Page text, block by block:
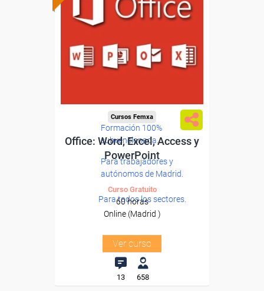
Formación 100%
subvencionada.
Para trabajadores y
autónomos de Madrid.
Para todos los sectores.
Cursos Femxa
Office: Word, Excel, Access y
PowerPoint
Curso Gratuito
60 horas
Online (Madrid )
Ver curso
13 658